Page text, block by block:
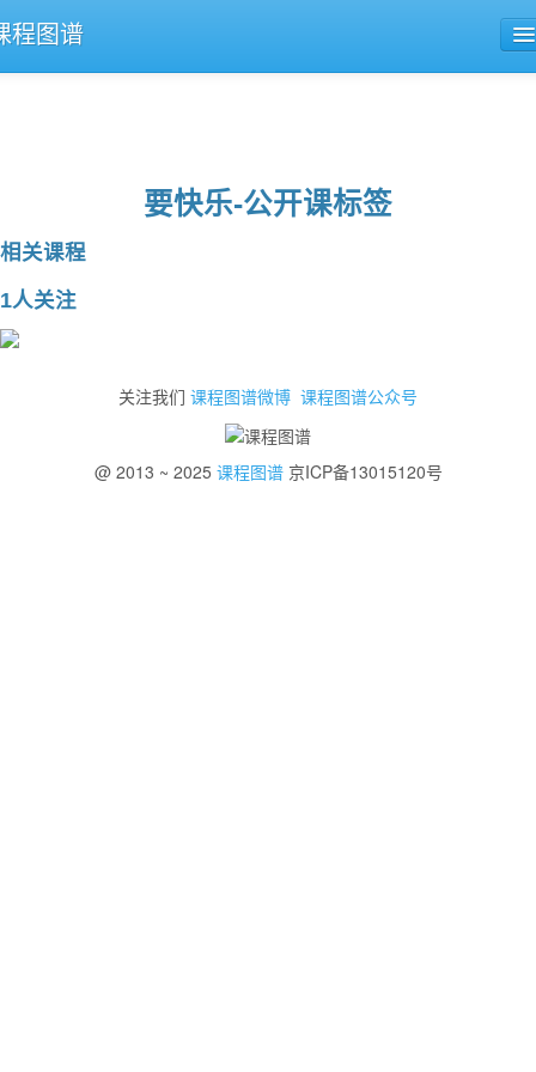
程图谱
要快乐-公开课标签
相关课程
1人关注
关注我们 课程图谱微博 课程图谱公众号
@ 2013 ~ 2025 课程图谱京ICP备13015120号